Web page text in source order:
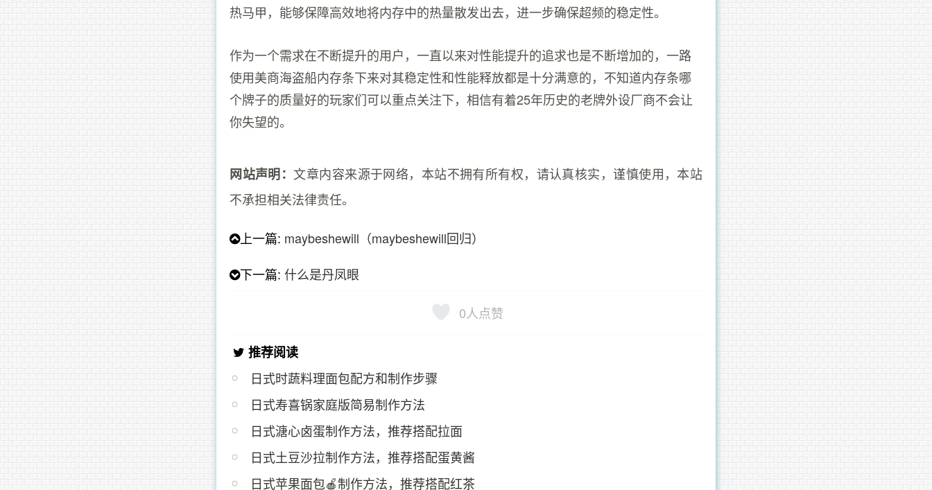
热马甲，能够保障高效地将内存中的热量散发出去，进一步确保超频的稳定性。
作为一个需求在不断提升的用户，一直以来对性能提升的追求也是不断增加的，一路
使用美商海盗船内存条下来对其稳定性和性能释放都是十分满意的，不知道内存条哪
个牌子的质量好的玩家们可以重点关注下，相信有着25年历史的老牌外设厂商不会让
你失望的。
网站声明：文章内容来源于网络，本站不拥有所有权，请认真核实，谨慎使用，本站
不承担相关法律责任。
上一篇: maybeshewill（maybeshewill回归）
下一篇:什么是丹凤眼
0人点赞
推荐阅读
日式时蔬料理面包配方和制作步骤
日式寿喜锅家庭版简易制作方法
日式溏心卤蛋制作方法，推荐搭配拉面
日式土豆沙拉制作方法，推荐搭配蛋黄酱
日式苹果面包🍎制作方法，推荐搭配红茶